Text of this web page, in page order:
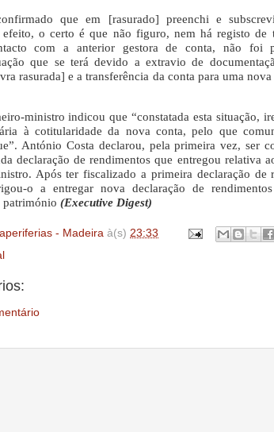
que em [rasurado] preenchi e
efeito, o certo é que não figuro, nem há registo de
com a anterior gestora de conta, não foi
que se terá devido a extravio de
rasurada] e a transferência da conta para uma
ministro indicou que “constatada esta situação,
à cotitularidade da nova conta, pelo que
António Costa declarou, pela primeira vez, ser
declaração de rendimentos que entregou relativa
Após ter fiscalizado a primeira declaração de
o a entregar nova declaração de
património (Executive Digest)
- Madeira à(s) 23:33